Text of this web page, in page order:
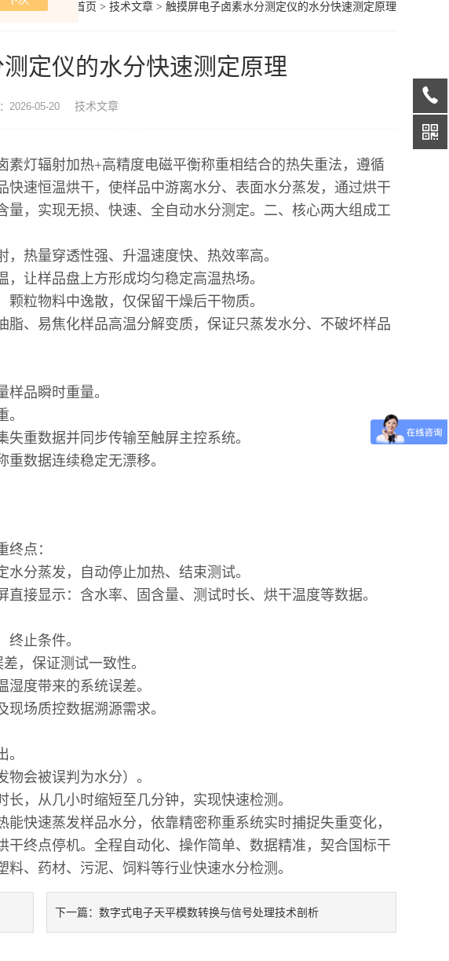
你的位置： 首页 > 技术文章> 触摸屏电子卤素水分测定仪的水分快速测定原理
定仪的水分快速测定原理
2026-05-20 技术文章
灯辐射加热+高精度电磁平衡称重相结合的热失重法，遵循
速恒温烘干，使样品中游离水分、表面水分蒸发，通过烘干
，实现无损、快速、全自动水分测定。二、核心两大组成工
，热量穿透性强、升温速度快、热效率高。
，让样品盘上方形成均匀稳定高温热场。
颗粒物料中逸散，仅保留干燥后干物质。
、易焦化样品高温分解变质，保证只蒸发水分、不破坏样品
样品瞬时重量。
。
失重数据并同步传输至触屏主控系统。
重数据连续稳定无漂移。
终点：
水分蒸发，自动停止加热、结束测试。
接显示：含水率、固含量、测试时长、烘干温度等数据。
终止条件。
，保证测试一致性。
湿度带来的系统误差。
现场质控数据溯源需求。
。
物会被误判为水分）。
，从几小时缩短至几分钟，实现快速检测。
快速蒸发样品水分，依靠精密称重系统实时捕捉失重变化，
终点停机。全程自动化、操作简单、数据精准，契合国标干
、药材、污泥、饲料等行业快速水分检测。
下一篇：数字式电子天平模数转换与信号处理技术剖析